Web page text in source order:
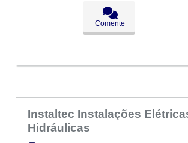
09:00 - 18:00
09:00 - 18:00
09:00 - 18:00
Comente
Instaltec Instalações
Hidráulicas